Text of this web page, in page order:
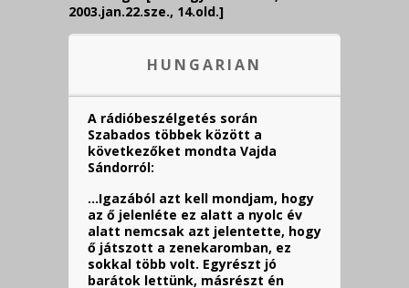
2003.jan.22.sze., 14.old.]
HUNGARIAN
A rádióbeszélgetés során
Szabados többek között a
következőket mondta Vajda
Sándorról:
…Igazából azt kell mondjam, hogy
az ő jelenléte ez alatt a nyolc év
alatt nemcsak azt jelentette, hogy
ő játszott a zenekaromban, ez
sokkal több volt. Egyrészt jó
barátok lettünk, másrészt én